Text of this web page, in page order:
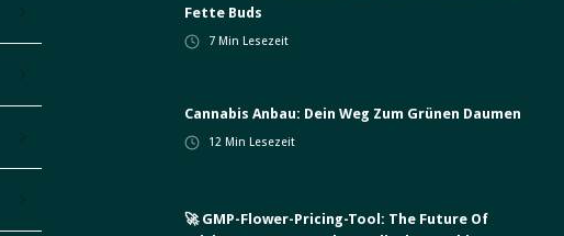
Fette Buds
7Min Lesezeit
Cannabis Anbau: Dein Weg Zum Grünen Daumen
12 Min Lesezeit
🚀 GMP-Flower-Pricing-Tool: The Future Of